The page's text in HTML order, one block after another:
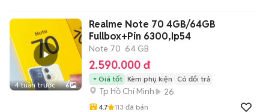
4 tuần trước 6
Realme Note 70 4GB/64GB
Fullbox+Pin 6300,Ip54
Note 70 64 GB
2.590.000 đ
Giá tốt Kèm phụ kiện Có đổi trả
Tp Hồ Chí Minh 26
4.7 113 đã bán